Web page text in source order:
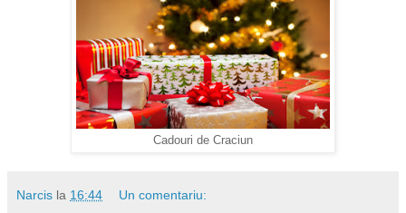
Cadouri de Craciun
Narcis la 16:44 Un comentariu: